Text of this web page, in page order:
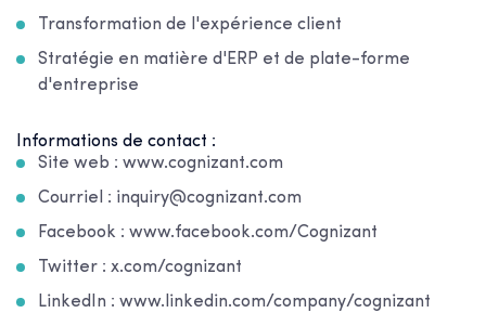
Transformation de l'expérience client
Stratégie en matière d'ERP et de plate-forme
d'entreprise
Informations de contact :
Site web : www.cognizant.com
Courriel : inquiry@cognizant.com
Facebook : www.facebook.com/Cognizant
Twitter : x.com/cognizant
LinkedIn : www.linkedin.com/company/cognizant